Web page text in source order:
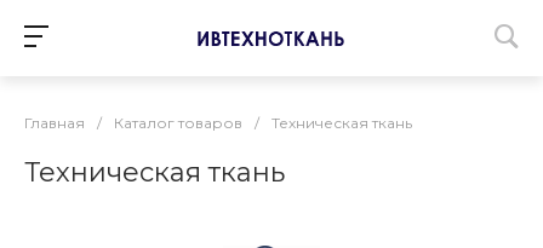
Главная / Каталог товаров / Техническая ткань
Техническая ткань